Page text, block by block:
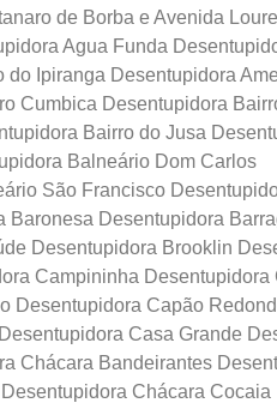
de Borba e Avenida
Agua Funda
Ipiranga Desentupidora
Cumbica Desentupidora
Bairro do Jusa
Balneário Dom Carlos
São Francisco
Baronesa Desentupidora
Desentupidora Brooklin
Campininha Desentupidora
Desentupidora Capão
Casa Grande
Chácara Bandeirantes
Chácara Cocaia